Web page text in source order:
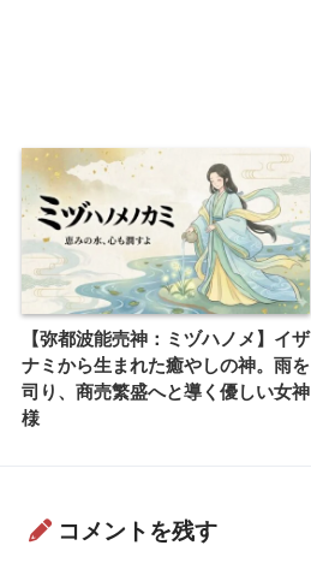
【弥都波能売神：ミヅハノメ】イザ
ナミから生まれた癒やしの神。雨を
司り、商売繁盛へと導く優しい女神
様
コメントを残す